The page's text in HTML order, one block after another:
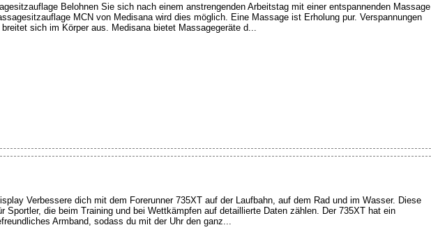
Belohnen Sie sich nach einem anstrengenden Arbeitstag mit einer entspannenden Massage
MCN von Medisana wird dies möglich. Eine Massage ist Erholung pur. Verspannungen
sich im Körper aus. Medisana bietet Massagegeräte d...
Verbessere dich mit dem Forerunner 735XT auf der Laufbahn, auf dem Rad und im Wasser. Diese
Sportler, die beim Training und bei Wettkämpfen auf detaillierte Daten zählen. Der 735XT hat ein
Armband, sodass du mit der Uhr den ganz...